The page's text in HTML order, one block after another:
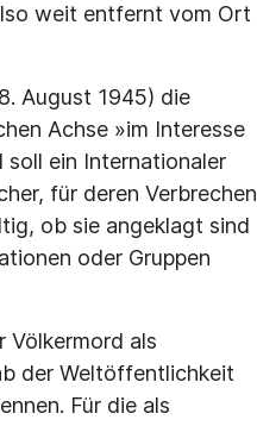
weit entfernt vom Ort
August 1945) die
Achse »im Interesse
ein Internationaler
für deren Verbrechen
ob sie angeklagt sind
oder Gruppen
Völkermord als
der Weltöffentlichkeit
Für die als